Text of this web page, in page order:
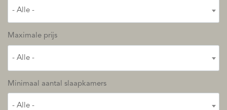
- Alle -
Maximale prijs
- Alle -
Minimaal aantal slaapkamers
- Alle -